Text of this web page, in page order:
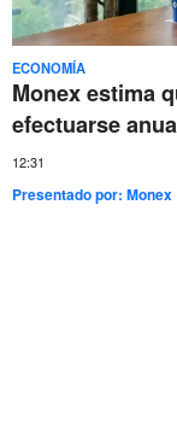
ECONOMÍA
Monex estima
efectuarse
12:31
Presentado por:Monex